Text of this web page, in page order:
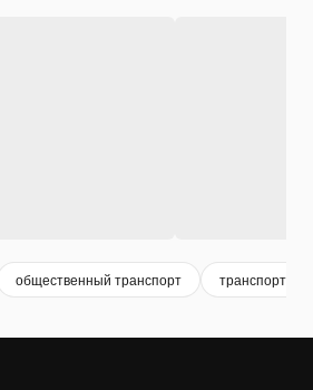
общественный транспорт транспорт